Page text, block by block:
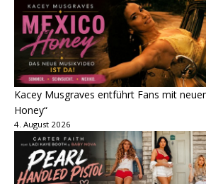
Kacey Musgraves entführt Fans mit
Honey“
4. August 2026